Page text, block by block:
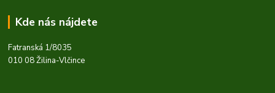
Kde nás nájdete
Fatranská 1/8035
010 08 Žilina-Vlčince